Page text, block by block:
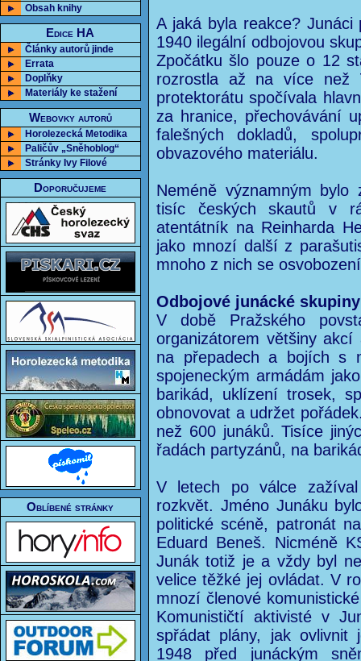
Obsah knihy
Edice HA
Články autorů jinde
Errata
Doplňky
Materiály ke stažení
Webovky autorů
Horolezecká Metodika
Paličův „Sněhoblog“
Stránky Ivy Filové
Doporučujeme
Oblíbené stránky
A jaká byla reakce?
1940 ilegální odbojovou
Zpočátku šlo pouze o 12
rozrostla až na více než
protektorátu spočívala
za hranice, přechovávání
falešných dokladů,
obvazového materiálu.
Neméně významným
tisíc českých skautů v
atentátník na Reinharda
jako mnozí další z
mnoho z nich se
Odbojové junácké
V době Pražského
organizátorem většiny
na přepadech a bojích s
spojeneckým armádám
barikád, uklízení trosek,
obnovovat a udržet
než 600 junáků. Tisíce
řadách partyzánů, na
V letech po válce
rozkvět. Jméno Junáku
politické scéně, patronát
Eduard Beneš. Nicméně
Junák totiž je a vždy byl
velice těžké jej ovládat. V
mnozí členové
Komunističtí aktivisté v
spřádat plány, jak ovlivnit
1948 před junáckým